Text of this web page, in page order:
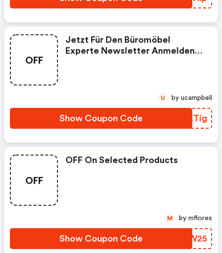
OFF
Jetzt Für Den Büromöbel
Experte Newsletter Anmelden
Show Coupon Code DUKTig
U by ucampbell
OFF
OFF On Selected Products
Show Coupon Code HCNW25
M by mflores